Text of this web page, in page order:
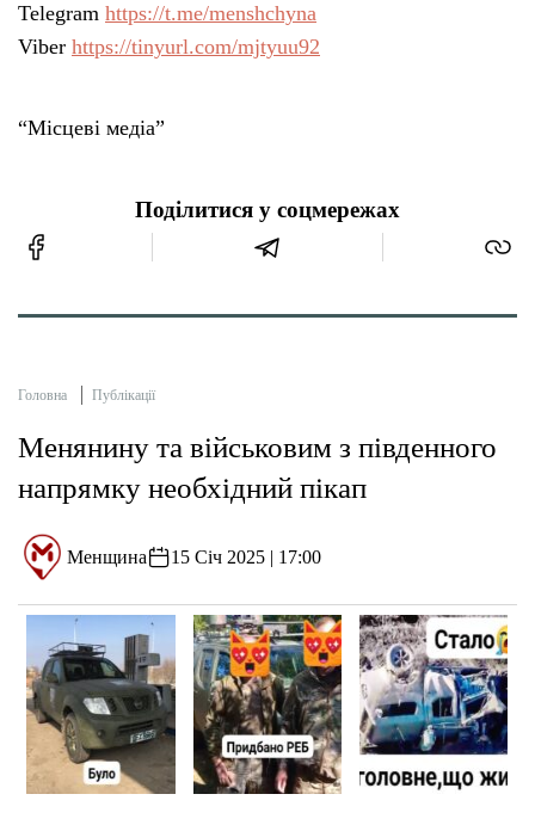
Telegram https://t.me/menshchyna
Viber https://tinyurl.com/mjtyuu92
“Місцеві медіа”
Поділитися у соцмережах
Головна Публікації
Менянину та військовим з південного
напрямку необхідний пікап
Менщина 15 Січ 2025 | 17:00